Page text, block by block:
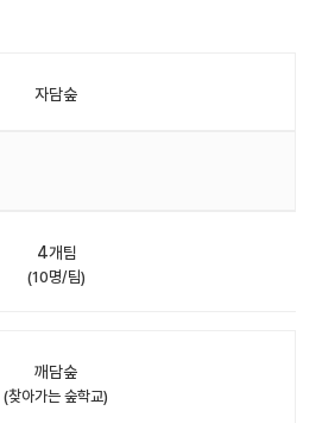
자담숲
4개팀
(10명/팀)
깨담숲
(찾아가는 숲학교)